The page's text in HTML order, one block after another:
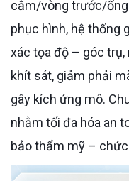
cằm/vòng trước/ống
phục hình, hệ thống
xác tọa độ – góc
khít sát, giảm phải
gây kích ứng mô.
nhằm tối đa hóa an
bảo thẩm mỹ –